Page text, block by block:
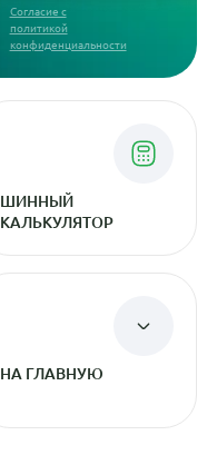
Согласие с
политикой
конфиденциальности
ШИННЫЙ
КАЛЬКУЛЯТОР
НА ГЛАВНУЮ